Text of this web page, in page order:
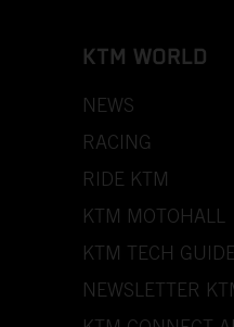
KTM WORLD
NEWS
RACING
RIDE KTM
KTM MOTOHALL
KTM TECH GUIDE
NEWSLETTER